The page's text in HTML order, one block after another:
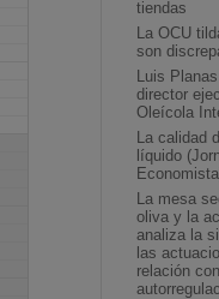
tiendas
La OCU
son
Luis
director
Oleícola
La calidad
líquido
La mesa
oliva y la
analiza la
las
relación